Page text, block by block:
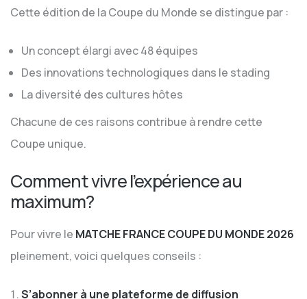
Cette édition de la Coupe du Monde se distingue par :
Un concept élargi avec 48 équipes
Des innovations technologiques dans le stading
La diversité des cultures hôtes
Chacune de ces raisons contribue à rendre cette
Coupe unique.
Comment vivre l’expérience au
maximum?
Pour vivre le MATCHE FRANCE COUPE DU MONDE 2026
pleinement, voici quelques conseils :
S’abonner à une plateforme de diffusion